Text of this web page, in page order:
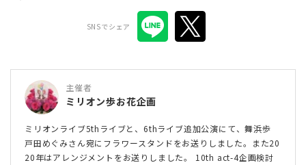
SNSでシェア
主催者
ミリオン歩お花企画
ミリオンライブ5thライブと、6thライブ追加公演にて、舞浜歩
戸田めぐみさん宛にフラワースタンドをお送りしました。また20
20年はアレンジメントをお送りしました。 10th act-4企画検討